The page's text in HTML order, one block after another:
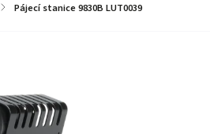
/ Pájecí stanice 9830B LUT0039